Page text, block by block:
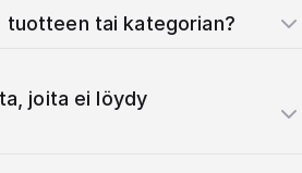
tuotteen tai kategorian?
joita ei löydy